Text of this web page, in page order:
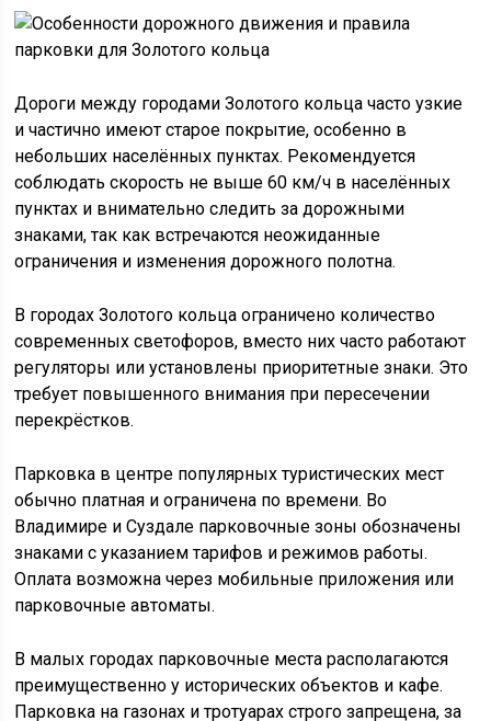
Дороги между городами Золотого кольца часто узкие
и частично имеют старое покрытие, особенно в
небольших населённых пунктах. Рекомендуется
соблюдать скорость не выше 60 км/ч в населённых
пунктах и внимательно следить за дорожными
знаками, так как встречаются неожиданные
ограничения и изменения дорожного полотна.
В городах Золотого кольца ограничено количество
современных светофоров, вместо них часто работают
регуляторы или установлены приоритетные знаки. Это
требует повышенного внимания при пересечении
перекрёстков.
Парковка в центре популярных туристических мест
обычно платная и ограничена по времени. Во
Владимире и Суздале парковочные зоны обозначены
знаками с указанием тарифов и режимов работы.
Оплата возможна через мобильные приложения или
парковочные автоматы.
В малых городах парковочные места располагаются
преимущественно у исторических объектов и кафе.
Парковка на газонах и тротуарах строго запрещена, за